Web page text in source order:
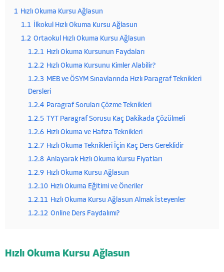
1 Hızlı Okuma Kursu Ağlasun
1.1
İlkokul Hızlı Okuma Kursu Ağlasun
1.2 Ortaokul Hızlı Okuma Kursu Ağlasun
1.2.1 Hızlı Okuma Kursunun Faydaları
1.2.2 Hızlı Okuma Kursunu Kimler Alabilir?
1.2.3 MEB ve ÖSYM Sınavlarında Hızlı Paragraf Teknikleri
Dersleri
1.2.4 Paragraf Soruları Çözme Teknikleri
1.2.5 TYT Paragraf Sorusu Kaç Dakikada Çözülmeli
1.2.6 Hızlı Okuma ve Hafıza Teknikleri
1.2.7 Hızlı Okuma Teknikleri İçin Kaç Ders Gereklidir
1.2.8 Anlayarak Hızlı Okuma Kursu Fiyatları
1.2.9 Hızlı Okuma Kursu Ağlasun
1.2.10 Hızlı Okuma Eğitimi ve Öneriler
1.2.11 Hızlı Okuma Kursu Ağlasun Almak İsteyenler
1.2.12 Online Ders Faydalımı?
Hızlı Okuma Kursu Ağlasun